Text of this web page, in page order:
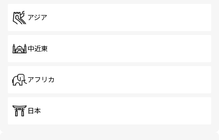
アジア
中近東
アフリカ
日本